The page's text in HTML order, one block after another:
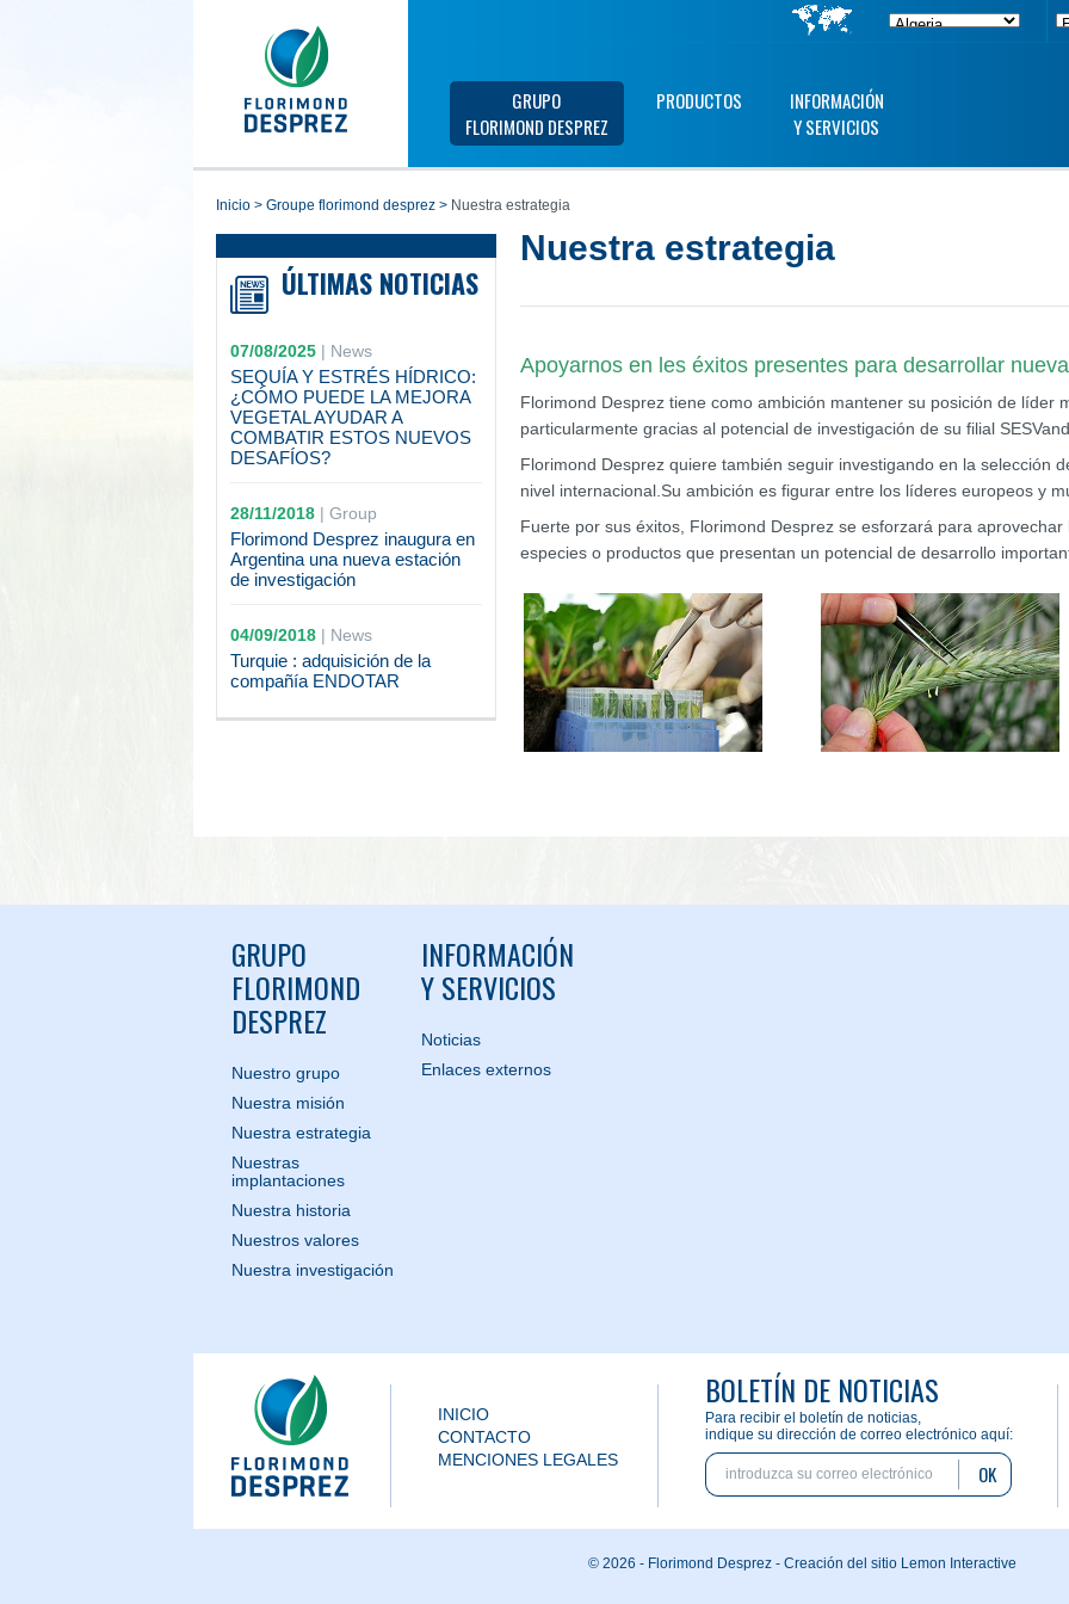
GRUPO
FLORIMOND DESPREZ
PRODUCTOS
INFORMACIÓN
Y SERVICIOS
inicio > groupe florimond desprez > Nuestra estrategia
ÚLTIMAS NOTICIAS
07/08/2025| News
SEQUÍA Y ESTRÉS HÍDRICO:
¿CÓMO PUEDE LA MEJORA
VEGETAL AYUDAR A
COMBATIR ESTOS NUEVOS
DESAFÍOS?
28/11/2018| Group
Florimond Desprez inaugura en
Argentina una nueva estación
de investigación
04/09/2018| News
Turquie : adquisición de la
compañía ENDOTAR
Nuestra estrategia
Apoyarnos en les éxitos presentes para desarrollar
Florimond Desprez tiene como ambición mantener su posición de líder
particularmente gracias al potencial de investigación de su filial
Florimond Desprez quiere también seguir investigando en la selección
nivel internacional.Su ambición es figurar entre los líderes europeos y
Fuerte por sus éxitos, Florimond Desprez se esforzará para
especies o productos que presentan un potencial de desarrollo
GRUPO
FLORIMOND
DESPREZ
Nuestro grupo
Nuestra misión
Nuestra estrategia
Nuestras
implantaciones
Nuestra historia
Nuestros valores
Nuestra investigación
INFORMACIÓN
Y SERVICIOS
Noticias
Enlaces externos
INICIO
CONTACTO
MENCIONES LEGALES
BOLETÍN DE NOTICIAS
Para recibir el boletín de noticias,
indique su dirección de correo electrónico aquí:
OK
© 2026 - Florimond Desprez - Creación del sitio Lemon Interactive